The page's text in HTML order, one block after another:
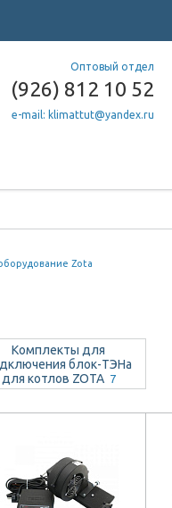
Оптовый отдел
(926) 812 10 52
e-mail: klimattut@yandex.ru
Zota
Комплекты для
блок-ТЭНа
для котлов ZOTA 7